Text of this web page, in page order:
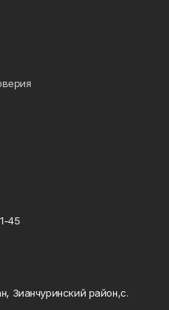
45
Зианчуринский район,с.